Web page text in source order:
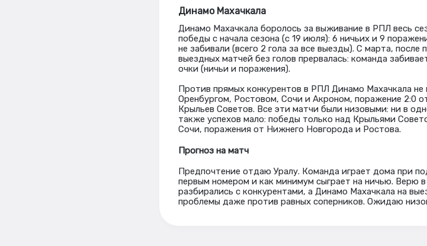
Динамо Махачкала
Динамо Махачкала боролось за выживание в РПЛ весь
победы с начала сезона (с 19 июля): 6 ничьих и 9
не забивали (всего 2 гола за все выезды). С марта, после
выездных матчей без голов прервалась: команда
очки (ничьи и поражения).
Против прямых конкурентов в РПЛ Динамо Махачкала не
Оренбургом, Ростовом, Сочи и Акроном, поражение 2:0
Крыльев Советов. Все эти матчи были низовыми: ни в
также успехов мало: победы только над Крыльями
Сочи, поражения от Нижнего Новгорода и Ростова.
Прогноз на матч
Предпочтение отдаю Уралу. Команда играет дома при
первым номером и как минимум сыграет на ничью. Верю
разбирались с конкурентами, а Динамо Махачкала на
проблемы даже против равных соперников. Ожидаю